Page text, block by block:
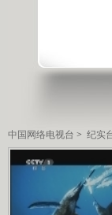
中国网络电视台 > 纪实